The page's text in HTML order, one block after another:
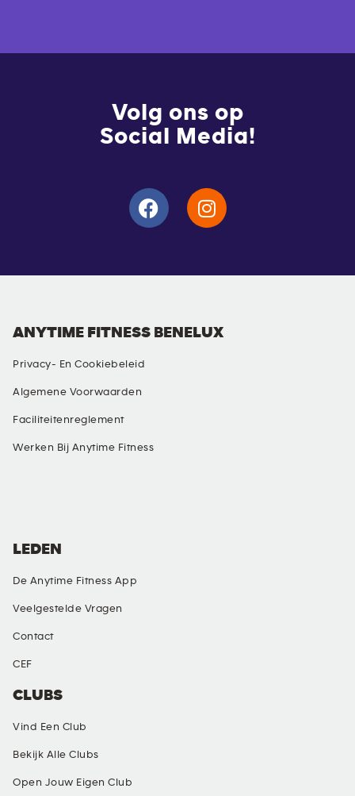
Volg ons op
Social Media!
ANYTIME FITNESS BENELUX
Privacy- En Cookiebeleid
Algemene Voorwaarden
Faciliteitenreglement
Werken Bij Anytime Fitness
CLUBS
Vind Een Club
Bekijk Alle Clubs
Open Jouw Eigen Club
LEDEN
De Anytime Fitness App
Veelgestelde Vragen
Contact
CEF